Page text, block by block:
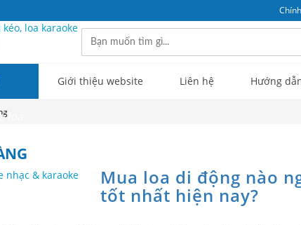
Giới thiệu website Liên hệ Hướng
Mua loa di động nào
tốt nhất hiện nay?